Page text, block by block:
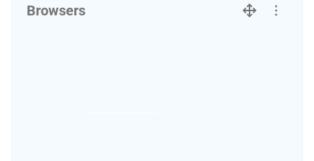
Browsers